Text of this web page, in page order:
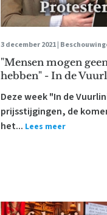
3 december 2021 |
"Mensen mogen
hebben" - In de
Deze week "In de
prijsstijgingen, de
het... Lees meer